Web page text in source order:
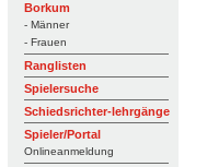
Borkum
- Männer
- Frauen
Ranglisten
Spielersuche
Schiedsrichter-lehrgänge
Spieler/Portal
Onlineanmeldung